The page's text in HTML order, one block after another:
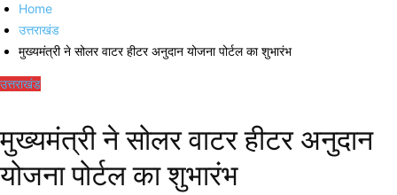
Home
उत्तराखंड
मुख्यमंत्री ने सोलर वाटर हीटर अनुदान योजना पोर्टल का शुभारंभ
उत्तराखंड
मुख्यमंत्री ने सोलर वाटर हीटर अनुदान
योजना पोर्टल का शुभारंभ